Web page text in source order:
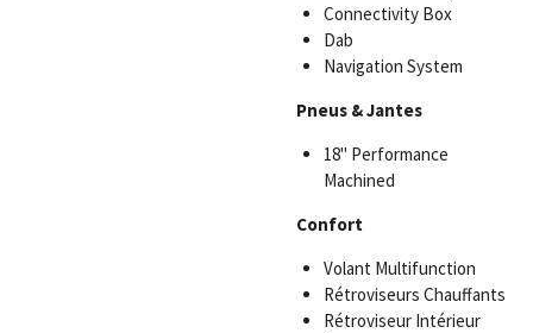
Connectivity Box
Dab
Navigation System
Pneus & Jantes
18" Performance
Machined
Confort
Volant Multifunction
Rétroviseurs Chauffants
Rétroviseur Intérieur